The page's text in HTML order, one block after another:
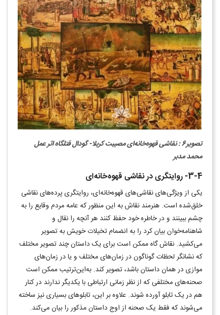
تصویر6 : نقاشی قهوه‌خانه‌ای
مصیبت کربلا- گودال قتلگاه اثر عمل
محمد مدبر
3-4- روایتگری در نقاشی قهوه‌خانه‌ای
یکی از ویژگی‌های نقاشی‌های قهوه‌خانه‌ای، روایتگری پرده‌های نقاشی
خلق‌شده است. هنرمند نقاش به این منظور که عامه مردم وقایع را به
چشم ببینند و در خاطره خود حفظ کنند هر آنچه را نقال و
شاهنامه‌خوان بیان کرد را به انضمام تخیلات خویش به تصویر
می‌کشید. نقاش گاه ممکن است برای یک داستان چند تصویر مختلف
که نشانگر لحظات گوناگون در زمان‌های مختلف و یا در زمان‌های
موازی در همان داستان باشد، تصویر کند. به‌این‌ترتیب ممکن است
صحنه‌های مختلفی که از نظر زمانی ارتباطی با یکدیگر ندارند در کنار
هم در یک تابلو آورده شوند. علاوه بر این، تابلوهای بسیاری نیز ساخته
می‌شوند که فقط یک صحنه از اوج داستان مذکور را بیان می‌کند.